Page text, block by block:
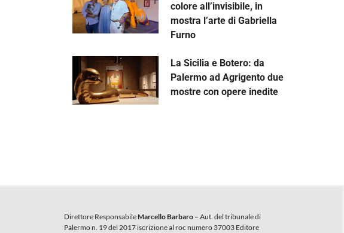
colore all’invisibile, in
mostra l’arte di Gabriella
Furno
La Sicilia e Botero: da
Palermo ad Agrigento due
mostre con opere inedite
Direttore ResponsabileMarcello Barbaro– Aut. del tribunale di
Palermo n. 19 del 2017 iscrizione al roc numero 37003 Editore